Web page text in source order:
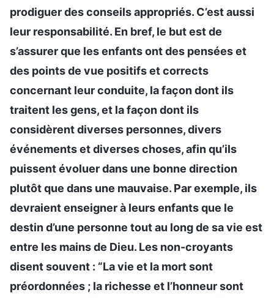
prodiguer des conseils appropriés. C’est aussi
leur responsabilité. En bref, le but est de
s’assurer que les enfants ont des pensées et
des points de vue positifs et corrects
concernant leur conduite, la façon dont ils
traitent les gens, et la façon dont ils
considèrent diverses personnes, divers
événements et diverses choses, afin qu’ils
puissent évoluer dans une bonne direction
plutôt que dans une mauvaise. Par exemple, ils
devraient enseigner à leurs enfants que le
destin d’une personne tout au long de sa vie est
entre les mains de Dieu. Les non-croyants
disent souvent : “La vie et la mort sont
préordonnées ; la richesse et l’honneur sont